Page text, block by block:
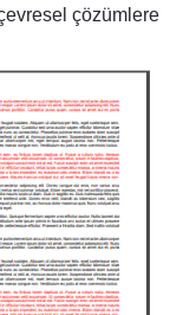
çözümlere